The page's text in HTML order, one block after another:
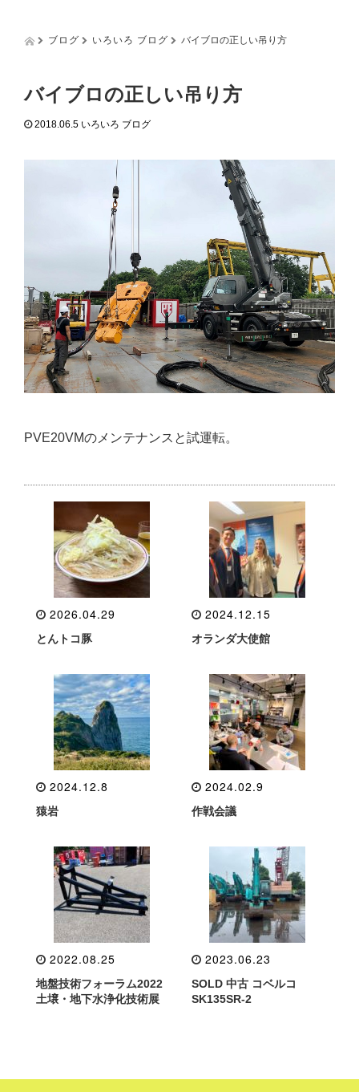
t
ブログ いろいろ ブログ バイブロの正しい吊り方
バイブロの正しい吊り方
2018.06.5 いろいろ ブログ
PVE20VMのメンテナンスと試運転。
2026.04.29
とんトコ豚
2024.12.15
オランダ大使館
2024.12.8
猿岩
2024.02.9
作戦会議
2022.08.25
地盤技術フォーラム2022
土壌・地下水浄化技術展
2023.06.23
SOLD 中古 コベルコ
SK135SR-2